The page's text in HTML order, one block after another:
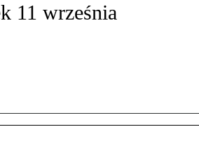
11 września